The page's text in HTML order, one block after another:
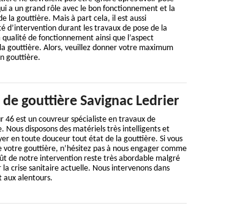
a un grand rôle avec le bon fonctionnement et la
la gouttière. Mais à part cela, il est aussi
d’intervention durant les travaux de pose de la
de fonctionnement ainsi que l’aspect
gouttière. Alors, veuillez donner votre maximum
gouttière.
gouttière Savignac Ledrier
46 est un couvreur spécialiste en travaux de
disposons des matériels très intelligents et
en toute douceur tout état de la gouttière. Si vous
gouttière, n’hésitez pas à nous engager comme
de notre intervention reste très abordable malgré
crise sanitaire actuelle. Nous intervenons dans
aux alentours.